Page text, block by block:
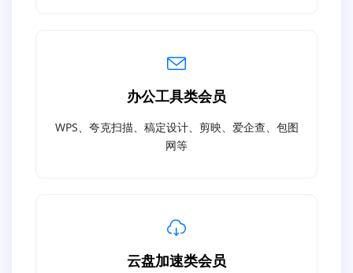
办公工具类会员
WPS、夸克扫描、稿定设计、剪映、爱企查、包图
网等
云盘加速类会员